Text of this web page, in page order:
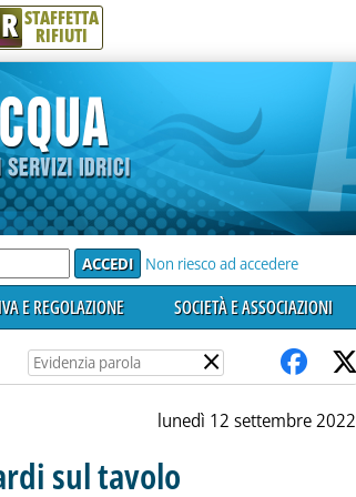
R STAFFETTA
RIFIUTI
Non riesco ad accedere
E REGOLAZIONE SOCIETÀ E ASSOCIAZIONI
×
lunedì 12 settembre 2022
sul tavolo